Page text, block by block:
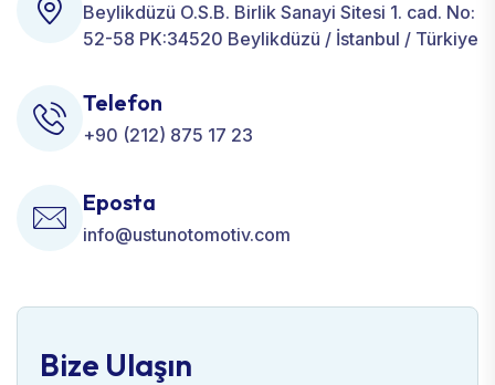
Beylikdüzü O.S.B. Birlik Sanayi Sitesi 1. cad. No:
52-58 PK:34520 Beylikdüzü / İstanbul / Türkiye
Telefon
+90 (212) 875 17 23
Eposta
info@ustunotomotiv.com
Bize Ulaşın